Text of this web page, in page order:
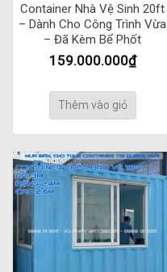
Container Nhà Vệ Sinh 20ft
– Dành Cho Công Trình Vừa
– Đã Kèm Bể Phốt
159.000.000₫
Thêm vào giỏ